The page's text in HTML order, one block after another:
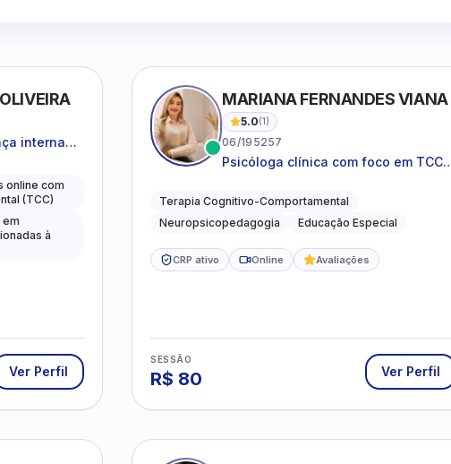
interna
para
online com
(TCC)
em
à
Ver Perfil
MARIANA FERNANDES VIANA
5.0(1)
06/195257
Psicóloga clínica com foco em TCC,
acompanhamento do
neurodesenvolvimento.
Terapia Cognitivo-Comportamental
Neuropsicopedagogia
Educação Especial
CRP ativo Online Avaliações
SESSÃO
R$ 80 Ver Perfil